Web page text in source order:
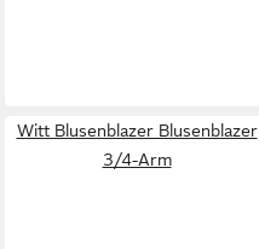
Witt Blusenblazer Blusenblazer
3/4-Arm